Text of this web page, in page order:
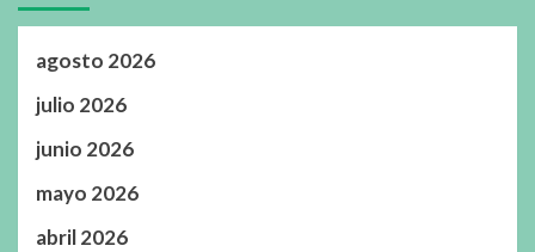
agosto 2026
julio 2026
junio 2026
mayo 2026
abril 2026